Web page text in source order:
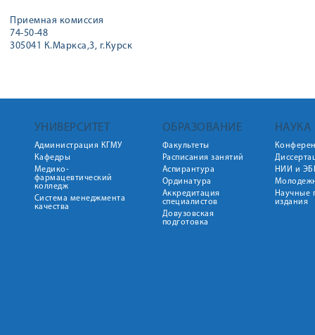
Приемная комиссия
74-50-48
305041 К.Маркса,3, г.Курск
УНИВЕРСИТЕТ
Администрация КГМУ
Кафедры
Медико-
фармацевтический
колледж
Система менеджмента
качества
ОБРАЗОВАНИЕ
Факультеты
Расписания занятий
Аспирантура
Ординатура
Аккредитация
специалистов
Довузовская
подготовка
НАУКА
НИИ и
Научные
издания